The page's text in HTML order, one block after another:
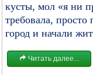
кусты, мол «я ни
требовала, просто
город и начали
Читать далее...